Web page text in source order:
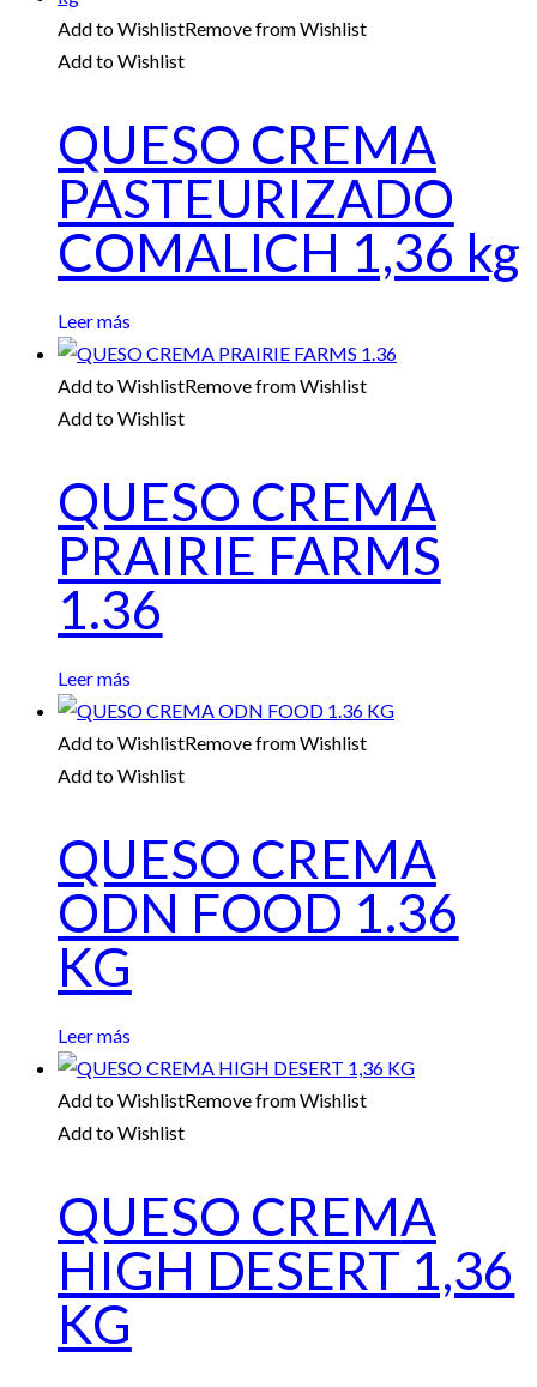
Add to WishlistRemove from Wishlist
Add to Wishlist
QUESO CREMA
PASTEURIZADO
COMALICH 1,36 kg
Leer más
Add to WishlistRemove from Wishlist
Add to Wishlist
QUESO CREMA
PRAIRIE FARMS
1.36
Leer más
Add to WishlistRemove from Wishlist
Add to Wishlist
QUESO CREMA
ODN FOOD 1.36
KG
Leer más
Add to WishlistRemove from Wishlist
Add to Wishlist
QUESO CREMA
HIGH DESERT 1,36
KG